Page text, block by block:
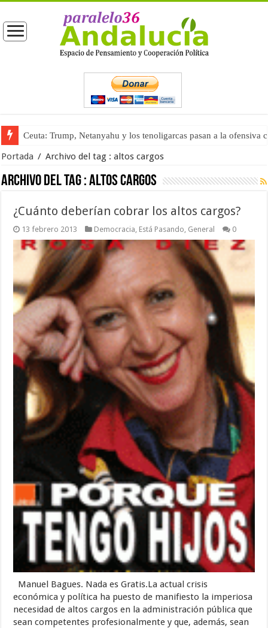
Ceuta: Trump, Netanyahu y los tenoligarcas pasan a la ofensiva
Portada / Archivo del tag :altos cargos
Archivo del tag :altos cargos
¿Cuánto deberían cobrar los altos cargos?
13 febrero 2013 Democracia, Está Pasando, General 0
Manuel Bagues. Nada es Gratis.La actual crisis
económica y política ha puesto de manifiesto la imperiosa
necesidad de altos cargos en la administración pública que
sean competentes profesionalmente y que, además, sean